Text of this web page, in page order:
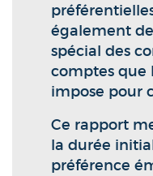
également
spécial des
comptes que
impose pour
Ce rapport
la durée
préférence